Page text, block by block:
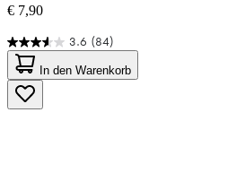
€ 7,90
3.6 (84)
3.6
von
5
Sternen.
84
In den Warenkorb